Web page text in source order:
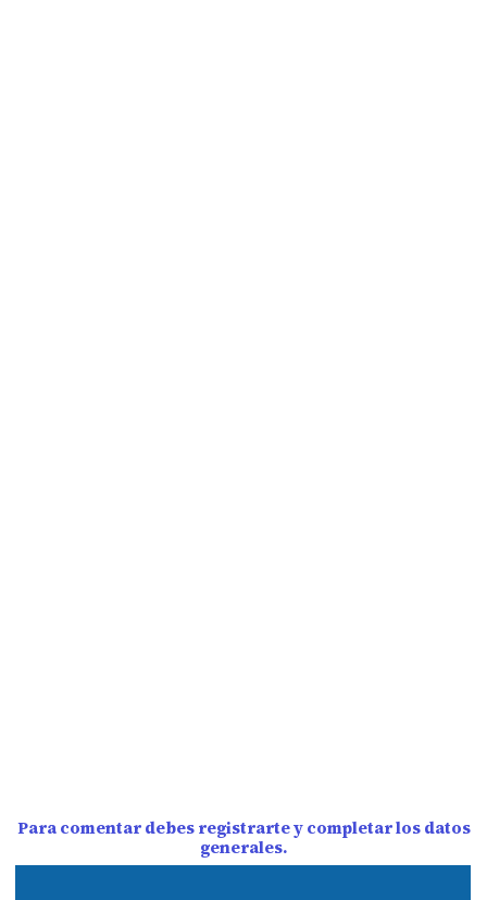
Para comentar debes registrarte y completar los datos
generales.